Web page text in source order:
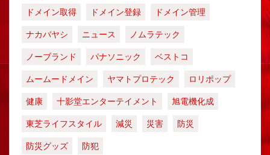
ドメイン取得
ドメイン登録
ドメイン管理
ナカバヤシ
ニュース
ノムラテック
ノーブランド
パナソニック
ベストコ
ムームードメイン
ヤマトプロテック
ロリポップ
健康
十影堂エンターテイメント
旭電機化成
東芝ライフスタイル
減災 災害
防災
防災グッズ
防犯